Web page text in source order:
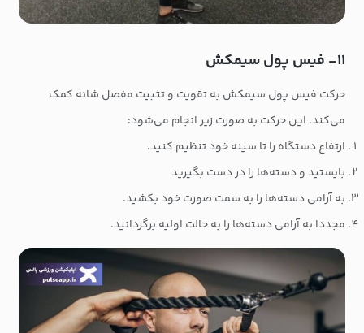
۱۱- فیس پول سیمکش
حرکت فیس پول سیمکش به تقویت و تثبیت مفصل شانه کمک
می‌کند. این حرکت به صورت زیر انجام می‌شود:
ارتفاع دستگاه را تا سینه خود تنظیم کنید.
بایستید و دسته‌ها را در دست بگیرید
به آرامی دسته‌ها را به سمت صورت خود بکشید.
مجددا به آرامی دسته‌ها را به حالت اولیه برگردانید.